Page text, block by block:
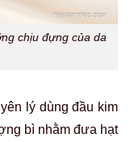
chịu đựng của da
lý dùng đầu kim
bì nhằm đưa hạt